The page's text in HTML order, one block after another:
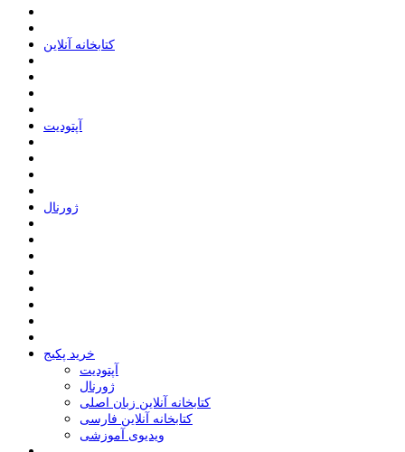
ﮐﺘﺎﺑﺨﺎﻧﻪ ﺁﻧﻼﯾﻦ
ﺁﭘﺘﻮﺩﯾﺖ
ﮊﻭﺭﻧﺎﻝ
خرید پکیج
ﺁﭘﺘﻮﺩﯾﺖ
ﮊﻭﺭﻧﺎﻝ
کتابخانه آنلاین زبان اصلی
کتابخانه آنلاین فارسی
ویدیوی آموزشی